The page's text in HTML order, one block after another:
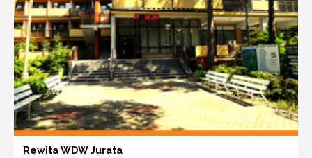
Rewita WDW Jurata